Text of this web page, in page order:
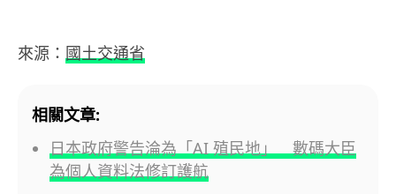
來源： 國土交通省
相關文章:
日本政府警告淪為「AI 殖民地」 數碼大臣
為個人資料法修訂護航